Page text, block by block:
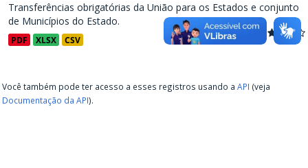
Transferências obrigatórias da União para os Estados e conjunto
de Municípios do Estado.
PDF XLSX CSV
Você também pode ter acesso a esses registros usando a API (veja
Documentação da API).